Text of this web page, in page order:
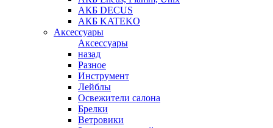
АКБ DECUS
АКБ KATEKO
Аксессуары
Аксессуары
назад
Разное
Инструмент
Лейблы
Освежители салона
Брелки
Ветровики